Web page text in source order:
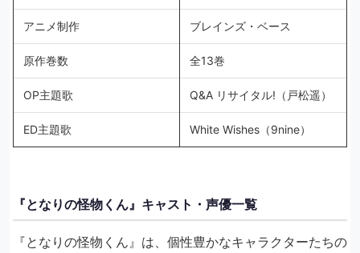
アニメ制作 ブレインズ・ベース
原作巻数 全13巻
OP主題歌 Q&A リサイタル!（戸松遥）
ED主題歌 White Wishes（9nine）
『となりの怪物くん』キャスト・声優一覧
『となりの怪物くん』は、個性豊かなキャラクターたちの